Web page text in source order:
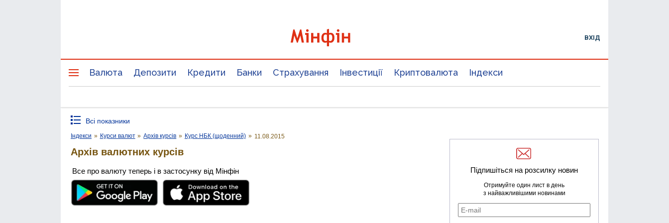
ВХІД
Валюта Депозити Кредити Банки Страхування Інвестиції Криптовалюта Індекси
Всі показники
Індекси » Курси валют » Архів курсів » Курс НБК (щоденний) » 11.08.2015
Архів валютних курсів
Все про валюту теперь і в застосунку від Мінфін Підпишіться на розсилку новин
Отримуйте один лист в день
з найважливішими новинами